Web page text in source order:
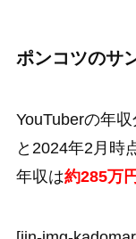
ポンコツのサ
YouTuberの年
と2024年2月時
年収は約285万円